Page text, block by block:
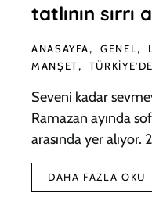
tatlının sırrı
ANASAYFA GENEL
MANŞET
Seveni kadar
Ramazan ayında
arasında yer alıyor.
DAHA FAZLA OKU